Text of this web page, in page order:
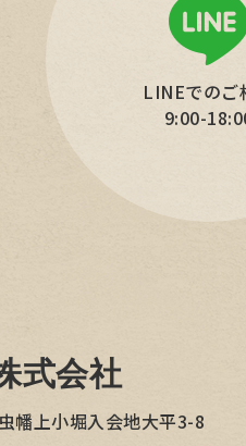
LINEでのご
9:00-
式会社
幡上小堀入会地大平3-8